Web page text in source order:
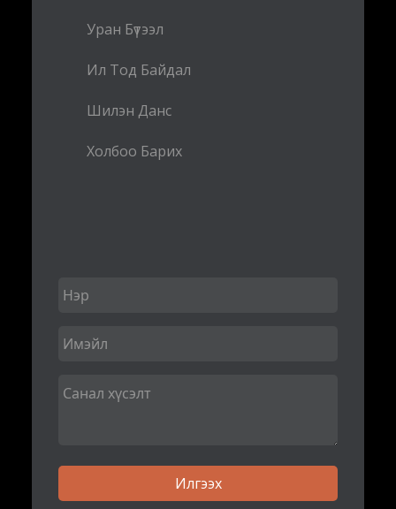
Уран Бүтээл
Ил Тод Байдал
Шилэн Данс
Холбоо Барих